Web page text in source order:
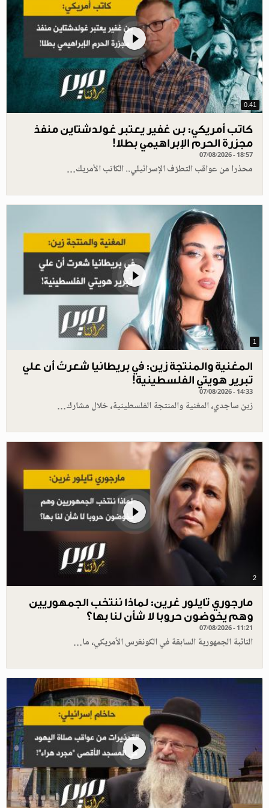
0.41
كاتب أمريكي: بن غفير يعتبر غولدشتاين منفذ
مجزرة الحرم الإبراهيمي بطلا!
07/08/2026 - 18:57
محذرا من عواقب التطرّف الإسرائيلي.. الكاتب الأمريك…
1
المغنية والمنتجة زين: في بريطانيا شعرتُ أن علي
تبرير هويتي الفلسطينية!
07/08/2026 - 14:33
زين ساجدي، المغنية والمنتجة الفلسطينية، خلال مشارك…
2
مارجوري تايلور غرين: لماذا ننتخب الجمهوريين
وهم يخوضون حروبا لا شأن لنا بها؟
07/08/2026 - 11:21
النائبة الجمهورية السابقة في الكونغرس الأمريكي، ما…